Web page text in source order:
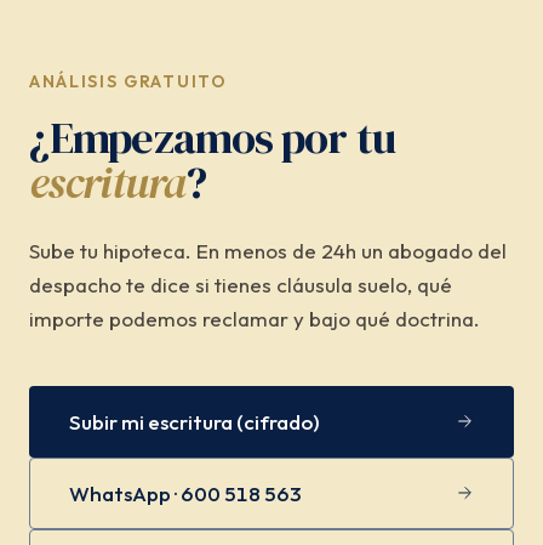
ANÁLISIS GRATUITO
¿Empezamos por tu
escritura?
Sube tu hipoteca. En menos de 24h un abogado del
despacho te dice si tienes cláusula suelo, qué
importe podemos reclamar y bajo qué doctrina.
Subir mi escritura (cifrado)
WhatsApp · 600 518 563